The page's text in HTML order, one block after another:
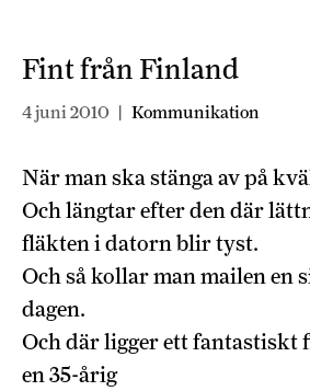
Fint från Finland
4 juni 2010 | Kommunikation
När man ska stänga av på
Och längtar efter den där
fläkten i datorn blir tyst.
Och så kollar man mailen en
dagen.
Och där ligger ett fantastiskt
en 35-årig